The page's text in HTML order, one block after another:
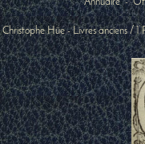
Annuaire-
Christophe Hüe - Livres anciens /1